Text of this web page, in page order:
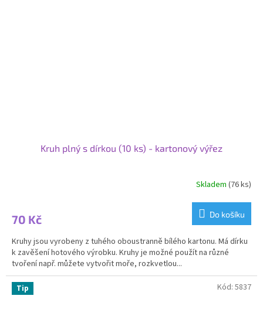
Kruh plný s dírkou (10 ks) - kartonový výřez
Skladem (76 ks)
70 Kč Do košíku
Kruhy jsou vyrobeny z tuhého oboustranně bílého kartonu. Má dírku
k zavěšení hotového výrobku. Kruhy je možné použít na různé
tvoření např. můžete vytvořit moře, rozkvetlou...
Tip Kód: 5837